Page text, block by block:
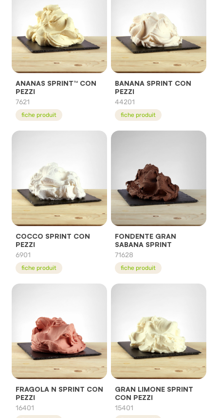
ANANAS SPRINT™ CON
PEZZI
7621
fiche produit
BANANA SPRINT CON
PEZZI
44201
fiche produit
COCCO SPRINT CON
PEZZI
6901
fiche produit
FONDENTE GRAN
SABANA SPRINT
71628
fiche produit
FRAGOLA N SPRINT CON
PEZZI
16401
GRAN LIMONE SPRINT
CON PEZZI
15401